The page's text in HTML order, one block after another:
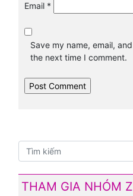
Email *
Save my name, email,
the next time I comment.
THAM GIA NHÓM